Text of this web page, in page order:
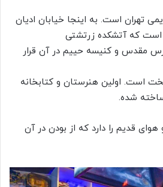
تهران است. به اینجا خیابان ادیان
که آتشکده زرتشتی
مقدس و کنیسه حییم در آن قرار
است. اولین هنرستان و کتابخانه
ساخته شده.
قدیم را دارد که از بودن در آن